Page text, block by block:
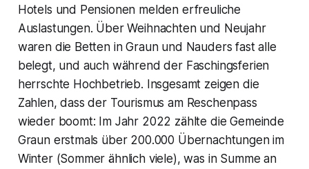
Hotels und Pensionen melden erfreuliche
Auslastungen. Über Weihnachten und Neujahr
waren die Betten in Graun und Nauders fast alle
belegt, und auch während der Faschingsferien
herrschte Hochbetrieb. Insgesamt zeigen die
Zahlen, dass der Tourismus am Reschenpass
wieder boomt: Im Jahr 2022 zählte die Gemeinde
Graun erstmals über 200.000 Übernachtungen im
Winter (Sommer ähnlich viele), was in Summe an